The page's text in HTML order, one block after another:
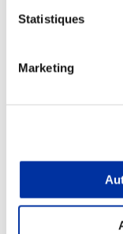
Statistiques
Marketing
Info-veille
Sources